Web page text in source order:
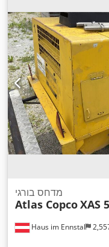
Haus im Ennstal
מדחס בורגי
Atlas CopcoXAS